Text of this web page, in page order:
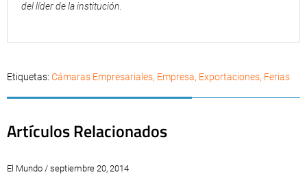
del líder de la institución.
Etiquetas: Cámaras Empresariales, Empresa, Exportaciones, Ferias
Artículos Relacionados
El Mundo / septiembre 20, 2014